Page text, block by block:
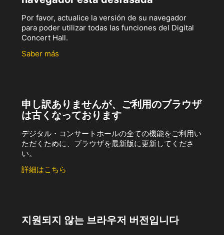
Por favor, actualice la versión de su navegador
para poder utilizar todas las funciones del Digital
Concert Hall.
Saber más
申し訳ありませんが、ご利用のブラウザ
は古くなっております
デジタル・コンサートホールの全ての機能をご利用い
ただくために、ブラウザを最新版に更新してくださ
い。
詳細はこちら
지원되지 않는 브라우저 버전입니다